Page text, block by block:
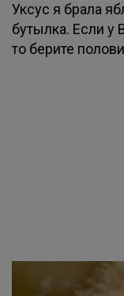
Уксус я брала
бутылка. Если у
то берите